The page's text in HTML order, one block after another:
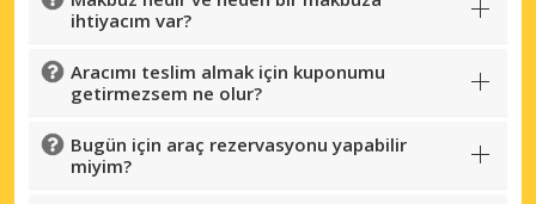
ihtiyacım var?
Aracımı teslim almak için kuponumu
getirmezsem ne olur?
Bugün için araç rezervasyonu yapabilir
miyim?